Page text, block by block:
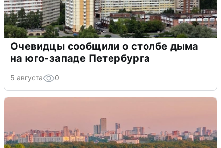
Очевидцы сообщили о столбе дыма
на юго-западе Петербурга
5 августа 0